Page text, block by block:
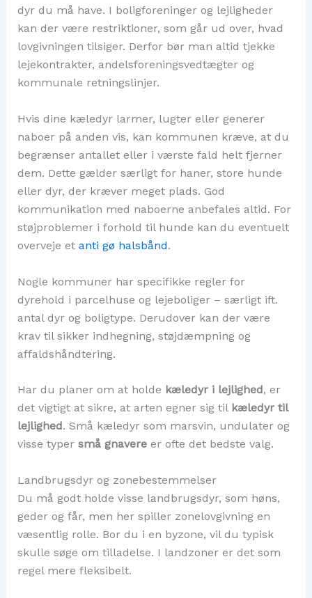
dyr du må have. I boligforeninger og lejligheder
kan der være restriktioner, som går ud over, hvad
lovgivningen tilsiger. Derfor bør man altid tjekke
lejekontrakter, andelsforeningsvedtægter og
kommunale retningslinjer.
Hvis dine kæledyr larmer, lugter eller generer
naboer på anden vis, kan kommunen kræve, at du
begrænser antallet eller i værste fald helt fjerner
dem. Dette gælder særligt for haner, store hunde
eller dyr, der kræver meget plads. God
kommunikation med naboerne anbefales altid. For
støjproblemer i forhold til hunde kan du eventuelt
overveje et anti gø halsbånd.
Nogle kommuner har specifikke regler for
dyrehold i parcelhuse og lejeboliger – særligt ift.
antal dyr og boligtype. Derudover kan der være
krav til sikker indhegning, støjdæmpning og
affaldshåndtering.
Har du planer om at holde kæledyr i lejlighed, er
det vigtigt at sikre, at arten egner sig til kæledyr til
lejlighed. Små kæledyr som marsvin, undulater og
visse typer små gnavereer ofte det bedste valg.
Landbrugsdyr og zonebestemmelser
Du må godt holde visse landbrugsdyr, som høns,
geder og får, men her spiller zonelovgivning en
væsentlig rolle. Bor du i en byzone, vil du typisk
skulle søge om tilladelse. I landzoner er det som
regel mere fleksibelt.